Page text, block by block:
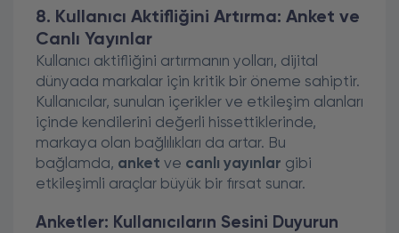
8. Kullanıcı Aktifliğini Artırma: Anket ve
Canlı Yayınlar
Kullanıcı aktifliğini artırmanın yolları, dijital
dünyada markalar için kritik bir öneme sahiptir.
Kullanıcılar, sunulan içerikler ve etkileşim alanları
içinde kendilerini değerli hissettiklerinde,
markaya olan bağlılıkları da artar. Bu
bağlamda, anket ve canlı yayınlar gibi
etkileşimli araçlar büyük bir fırsat sunar.
Anketler: Kullanıcıların Sesini Duyurun